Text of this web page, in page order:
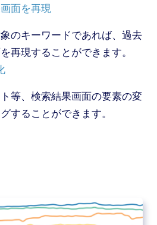
面を再現
のキーワードであれば、過去
再現することができます。
等、検索結果画面の要素の変
することができます。